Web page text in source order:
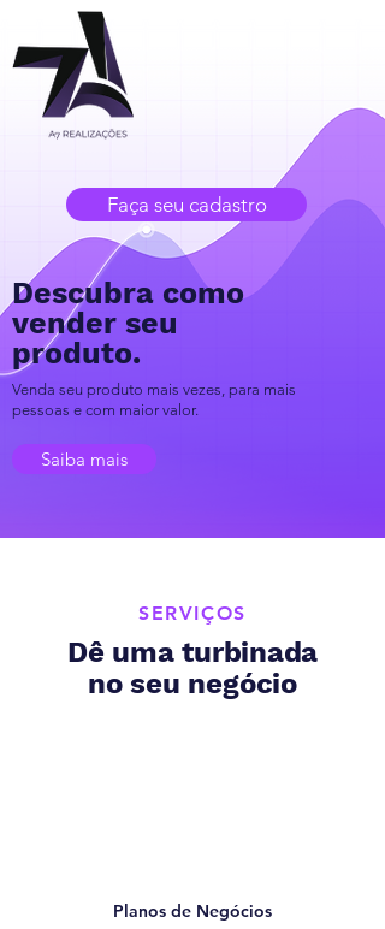
Faça seu cadastro
Descubra como
vender seu
produto.
Venda seu produto mais vezes, para mais
pessoas e com maior valor.
Saiba mais
SERVIÇOS
Dê uma turbinada
no seu negócio
Planos de Negócios